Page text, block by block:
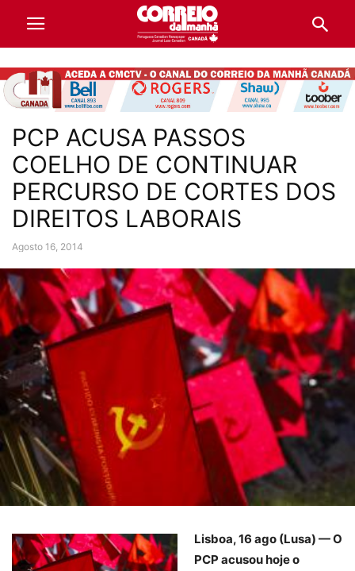
PCP ACUSA PASSOS
COELHO DE CONTINUAR
PERCURSO DE CORTES DOS
DIREITOS LABORAIS
Agosto 16, 2014
Lisboa, 16 ago (Lusa) — O
PCP acusou hoje o